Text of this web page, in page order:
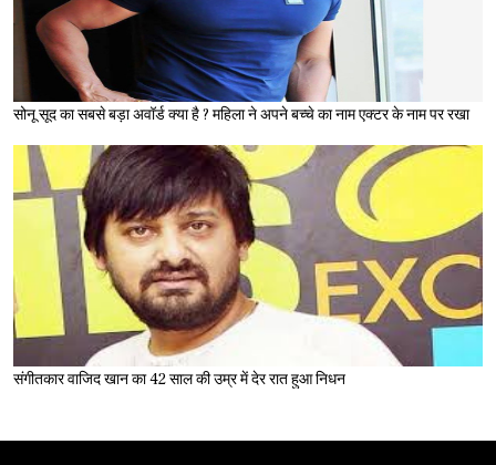
सोनू सूद का सबसे बड़ा अवॉर्ड क्या है ? महिला ने अपने बच्चे का नाम एक्टर के नाम पर रखा
संगीतकार वाजिद खान का 42 साल की उम्र में देर रात हुआ निधन